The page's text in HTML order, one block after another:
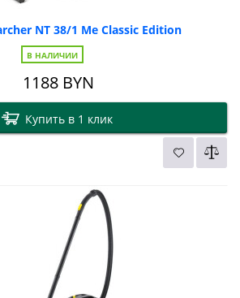
NT 38/1 Me Classic Edition
В НАЛИЧИИ
1188 BYN
Купить в 1 клик